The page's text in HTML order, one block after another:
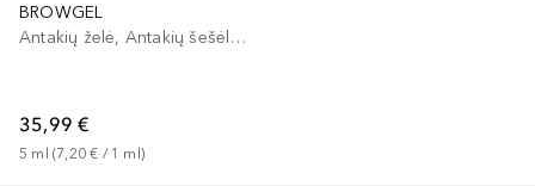
BROWGEL
Antakių želė, Antakių šešėliai/dažai
35,99 €
5 ml (7,20 € / 1 ml )